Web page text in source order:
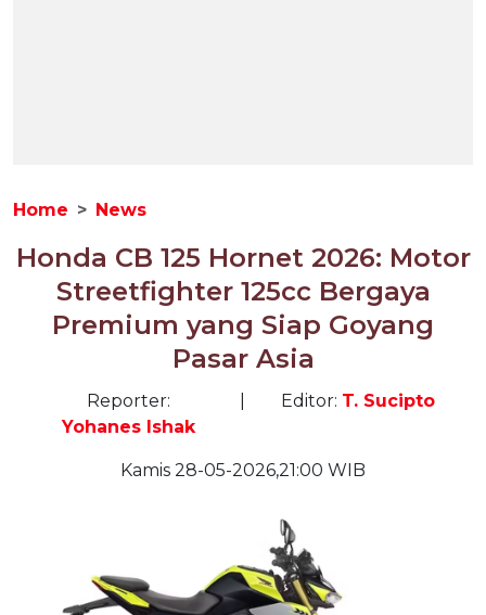
Home News
Honda CB 125 Hornet 2026: Motor
Streetfighter 125cc Bergaya
Premium yang Siap Goyang
Pasar Asia
Reporter:
Yohanes Ishak
Editor: T. Sucipto
Kamis 28-05-2026,21:00 WIB